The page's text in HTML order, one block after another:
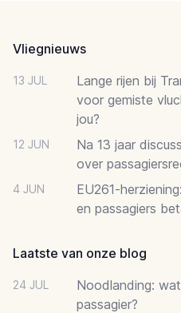
Vliegnieuws
13 JUL
Lange rijen bij
voor gemiste
jou?
12 JUN
Na 13 jaar
over
4 JUN
EU261-
en passagiers
Laatste van onze blog
24 JUL
Noodlanding:
passagier?